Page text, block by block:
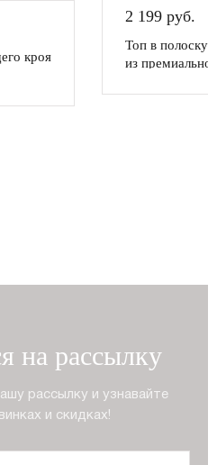
компьютере
кроя
2 199 руб.
Топ в полоску
из
на рассылку
рассылку и узнавайте
и скидках!